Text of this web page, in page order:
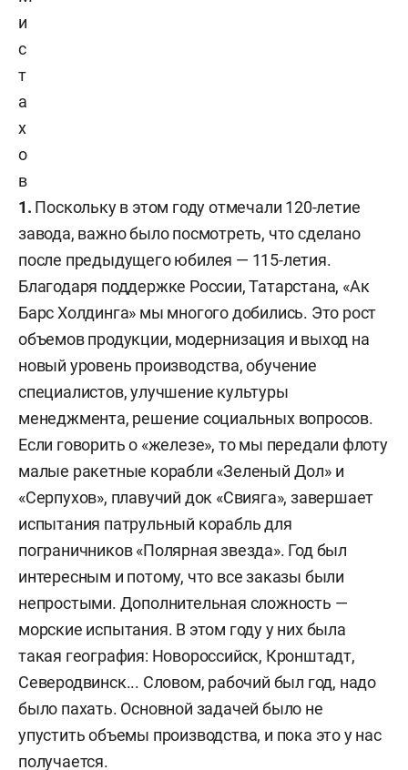
и
с
т
а
х
о
в
1. Поскольку в этом году отмечали 120-летие
завода, важно было посмотреть, что сделано
после предыдущего юбилея — 115-летия.
Благодаря поддержке России, Татарстана, «Ак
Барс Холдинга» мы многого добились. Это рост
объемов продукции, модернизация и выход на
новый уровень производства, обучение
специалистов, улучшение культуры
менеджмента, решение социальных вопросов.
Если говорить о «железе», то мы передали флоту
малые ракетные корабли «Зеленый Дол» и
«Серпухов», плавучий док «Свияга», завершает
испытания патрульный корабль для
пограничников «Полярная звезда». Год был
интересным и потому, что все заказы были
непростыми. Дополнительная сложность —
морские испытания. В этом году у них была
такая география: Новороссийск, Кронштадт,
Северодвинск... Словом, рабочий был год, надо
было пахать. Основной задачей было не
упустить объемы производства, и пока это у нас
получается.